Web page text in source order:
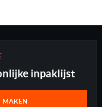
inpaklijst
MAKEN